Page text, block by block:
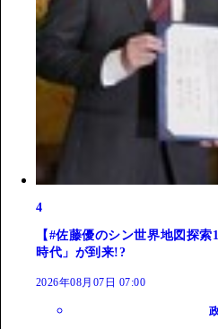
4
【#佐藤優のシン世界地図探
時代」が到来!?
2026年08月07日 07:00